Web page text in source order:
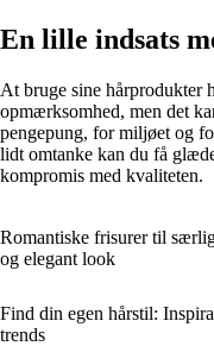
En lille indsats
At bruge sine hårprodukter
opmærksomhed, men det
pengepung, for miljøet og
lidt omtanke kan du få
kompromis med kvaliteten.
Romantiske frisurer til
og elegant look
Find din egen hårstil:
trends